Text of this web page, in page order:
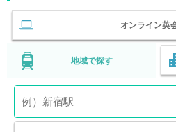
オンライン英
地域で探す